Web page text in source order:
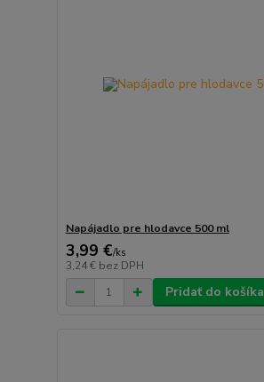
Napájadlo pre hlodavce 500 ml
3,99 €/ks
3,24 € bez DPH
Pridať do košíka